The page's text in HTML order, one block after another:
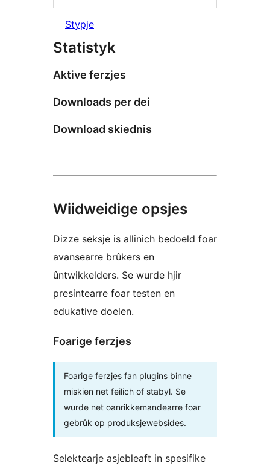
Stypje
Statistyk
Aktive ferzjes
Downloads per dei
Download skiednis
Wiidweidige opsjes
Dizze seksje is allinich bedoeld foar
avansearre brûkers en
ûntwikkelders. Se wurde hjir
presintearre foar testen en
edukative doelen.
Foarige ferzjes
Foarige ferzjes fan plugins binne
miskien net feilich of stabyl. Se
wurde net oanrikkemandearre foar
gebrûk op produksjewebsides.
Selektearje asjebleaft in spesifike